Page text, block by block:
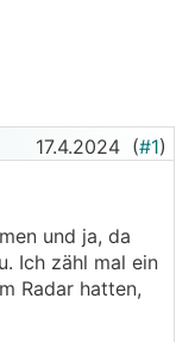
17.4.2024 (#1)
und ja, da
Ich zähl mal ein
Radar hatten,